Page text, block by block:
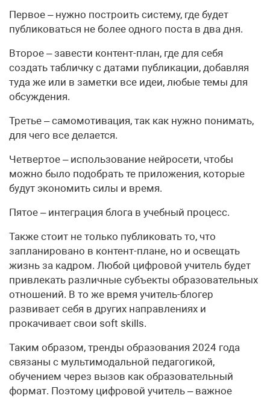
Первое – нужно построить систему, где будет
публиковаться не более одного поста в два дня.
Второе – завести контент-план, где для себя
создать табличку с датами публикации, добавляя
туда же или в заметки все идеи, любые темы для
обсуждения.
Третье – самомотивация, так как нужно понимать,
для чего все делается.
Четвертое – использование нейросети, чтобы
можно было подобрать те приложения, которые
будут экономить силы и время.
Пятое – интеграция блога в учебный процесс.
Также стоит не только публиковать то, что
запланировано в контент-плане, но и освещать
жизнь за кадром. Любой цифровой учитель будет
привлекать различные субъекты образовательных
отношений. В то же время учитель-блогер
развивает себя в других направлениях и
прокачивает свои soft skills.
Таким образом, тренды образования 2024 года
связаны с мультимодальной педагогикой,
обучением через вызов как образовательный
формат. Поэтому цифровой учитель – важное